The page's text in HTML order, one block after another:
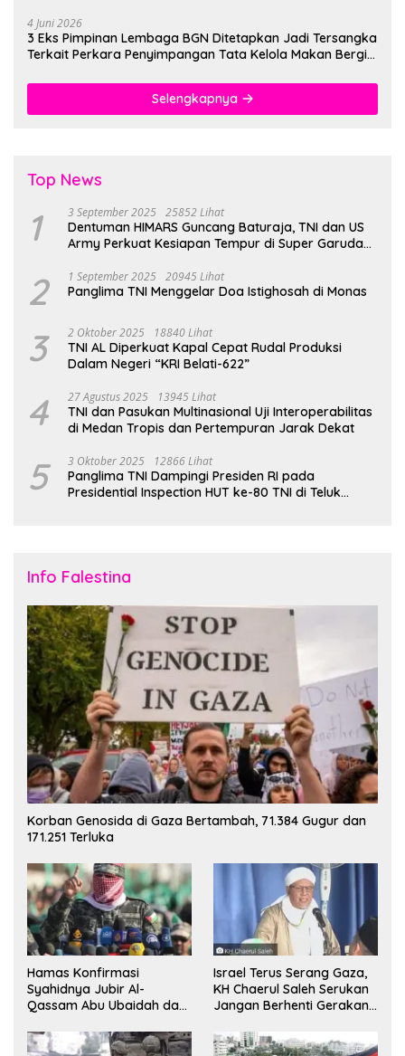
4 Juni 2026
3 Eks Pimpinan Lembaga BGN Ditetapkan Jadi Tersangka
Terkait Perkara Penyimpangan Tata Kelola Makan Bergizi
Selengkapnya
Top News
1 3 September 2025 25852 Lihat
Dentuman HIMARS Guncang Baturaja, TNI dan US
Army Perkuat Kesiapan Tempur di Super Garuda
2 1 September 2025 20945 Lihat
Panglima TNI Menggelar Doa Istighosah di Monas
3 2 Oktober 2025 18840 Lihat
TNI AL Diperkuat Kapal Cepat Rudal Produksi
Dalam Negeri “KRI Belati-622”
4 27 Agustus 2025 13945 Lihat
TNI dan Pasukan Multinasional Uji Interoperabilitas
di Medan Tropis dan Pertempuran Jarak Dekat
5 3 Oktober 2025 12866 Lihat
Panglima TNI Dampingi Presiden RI pada
Presidential Inspection HUT ke-80 TNI di Teluk
Info Falestina
Korban Genosida di Gaza Bertambah, 71.384 Gugur dan
171.251 Terluka
Hamas Konfirmasi
Syahidnya Jubir Al-
Qassam Abu Ubaidah dan
Sinwar
Israel Terus Serang Gaza,
KH Chaerul Saleh Serukan
Jangan Berhenti Gerakan